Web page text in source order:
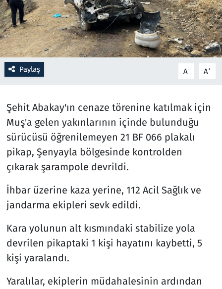
Paylaş A- A+
Şehit Abakay'ın cenaze törenine katılmak için
Muş'a gelen yakınlarının içinde bulunduğu
sürücüsü öğrenilemeyen 21 BF 066 plakalı
pikap, Şenyayla bölgesinde kontrolden
çıkarak şarampole devrildi.
İhbar üzerine kaza yerine, 112 Acil Sağlık ve
jandarma ekipleri sevk edildi.
Kara yolunun alt kısmındaki stabilize yola
devrilen pikaptaki 1 kişi hayatını kaybetti, 5
kişi yaralandı.
Yaralılar, ekiplerin müdahalesinin ardından
Sağlık
Savunma Sanayi
Seçim 2023
Teknoloji ve Bilim
Televizyon